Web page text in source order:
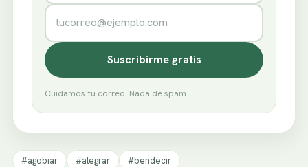
Correo electrónico
Suscribirme gratis
Cuidamos tu correo. Nada de spam.
#agobiar #alegrar
#bendecir